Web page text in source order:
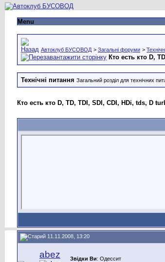
Menu
Автоклуб БУСОВОД > Загальні форуми >
Кто есть кто D,
Технічні питання Загальний розділ для технічних
Кто есть кто D, TD, TDI, SDI, CDI, HDi, tds, D
11.11.2008, 13:20
abez Звідки Ви: Одессит